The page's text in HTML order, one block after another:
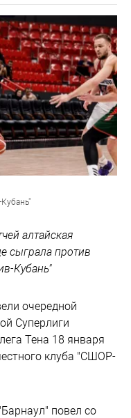
алтайская
сыграла против
Кубань"
очередной
Суперлиги
Тена 18 января
клуба "СШОР-
повел со